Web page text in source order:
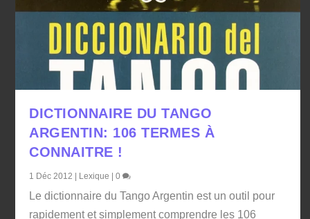
DICTIONNAIRE DU TANGO
ARGENTIN: 106 TERMES À
CONNAITRE !
1 Déc 2012 | Lexique |0
Le dictionnaire du Tango Argentin est un outil pour
rapidement et simplement comprendre les 106